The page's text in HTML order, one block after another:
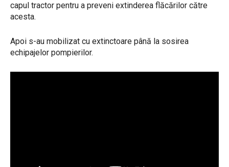
capul tractor pentru a preveni extinderea flăcărilor către
acesta.
Apoi s-au mobilizat cu extinctoare până la sosirea
echipajelor pompierilor.